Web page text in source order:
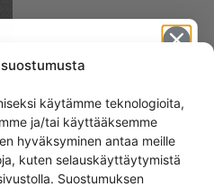
käytämme teknologioita,
ja/tai käyttääksemme
hyväksyminen antaa meille
kuten selauskäyttäytymistä
Suostumuksen
Arabia Mesimarja vadit
ja kulhot punainen A-
malli
15,00€–32,00€
-5%